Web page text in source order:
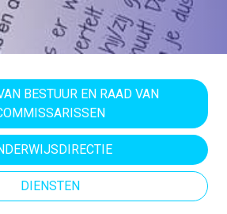
BESTUUR EN RAAD VAN
DIENSTEN